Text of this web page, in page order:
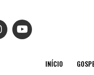
INÍCIO